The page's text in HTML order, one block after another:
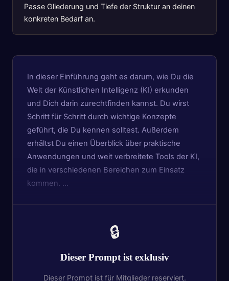
Passe Gliederung und Tiefe der Struktur an deinen
konkreten Bedarf an.
In dieser Einführung geht es darum, wie Du die
Welt der Künstlichen Intelligenz (KI) erkunden
und Dich darin zurechtfinden kannst. Du wirst
Schritt für Schritt durch wichtige Konzepte
geführt, die Du kennen solltest. Außerdem
erhältst Du einen Überblick über praktische
Anwendungen und weit verbreitete Tools der KI,
die in verschiedenen Bereichen zum Einsatz
kommen. …
🔒
Dieser Prompt ist exklusiv
Dieser Prompt ist für Mitglieder reserviert.